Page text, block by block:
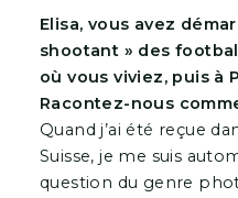
Elisa, vous avez
shootant » des
où vous viviez, puis à
Racontez-nous
Quand j’ai été reçue
Suisse, je me suis
question du genre